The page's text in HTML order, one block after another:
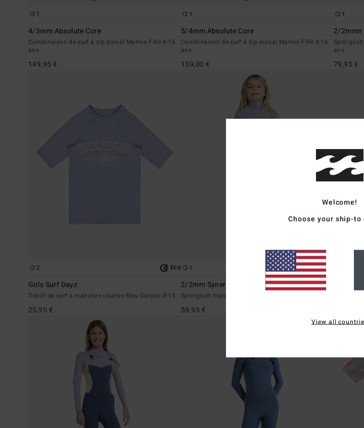
1
4/3mm Absolute Core
Combinaison de surf à zip dorsal Marron Fille 8-16
ans
149,95 €
1
5/4mm Absolute Core
Combinaison de surf à zip dorsal Marron Fille 8-16
ans
159,00 €
1
2/2mmn
ans
79,95 €
2 ÉCO
Girls Surf Dayz
T-shirt de surf à manches courtes Bleu Garçon 8-16
25,95 €
1
2/2mm Synergy
Springsuit manches courtes back zip Gris Bébés
59,95 €
T-shirt
Welcome!
Choose your ship-to
View all